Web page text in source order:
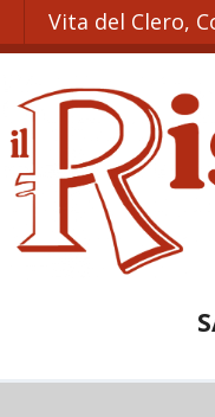
Vita del Clero,